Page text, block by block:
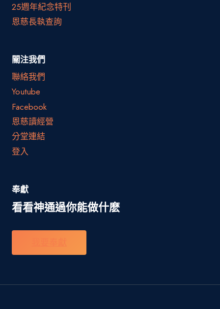
25週年紀念特刊
恩慈長執查詢
關注我們
聯絡我們
Youtube
Facebook
恩慈讀經營
分堂連結
登入
奉獻
看看神通過你能做什麽